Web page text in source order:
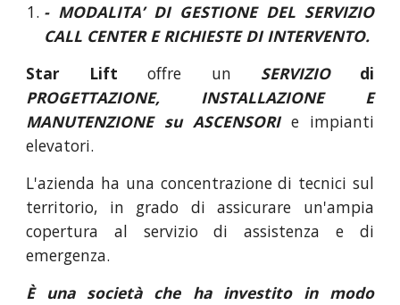
- MODALITA’ DI GESTIONE DEL SERVIZIO
CALL CENTER E RICHIESTE DI INTERVENTO.
Star Liftoffre un SERVIZIOdi
PROGETTAZIONE, INSTALLAZIONE E
MANUTENZIONE su ASCENSORI e impianti
elevatori.
L'azienda ha una concentrazione di tecnici sul
territorio, in grado di assicurare un'ampia
copertura al servizio di assistenza e di
emergenza.
È una società che ha investito in modo